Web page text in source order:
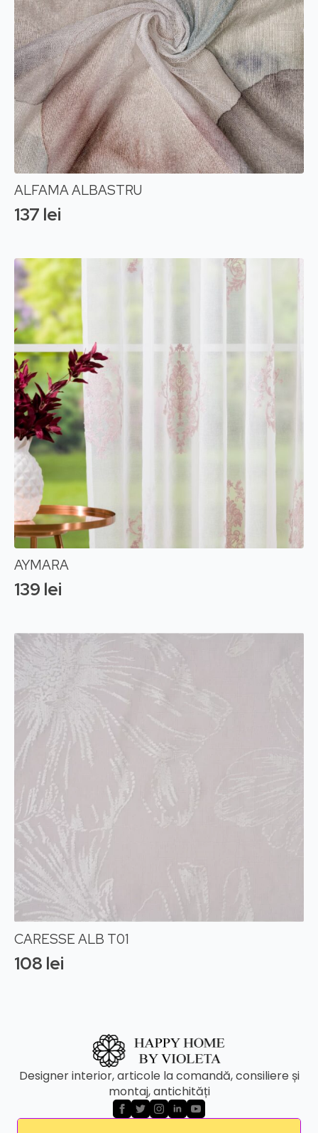
ALFAMA ALBASTRU
137 lei
AYMARA
139 lei
CARESSE ALB T01
108 lei
Designer interior, articole la comandă, consiliere și
montaj, antichități